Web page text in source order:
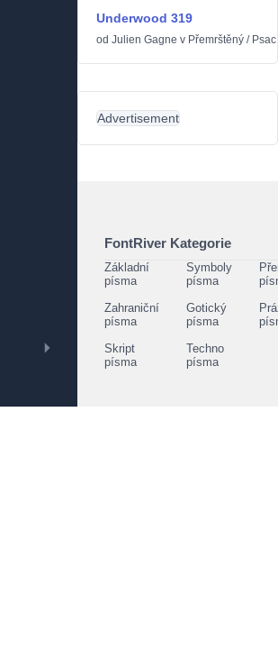
Underwood 319
od Julien Gagne v Přemrštěný /
Advertisement
FontRiver Kategorie
Základní
písma
Symboly
písma
Zahraniční
písma
Gotický
písma
Skript
písma
Techno
písma